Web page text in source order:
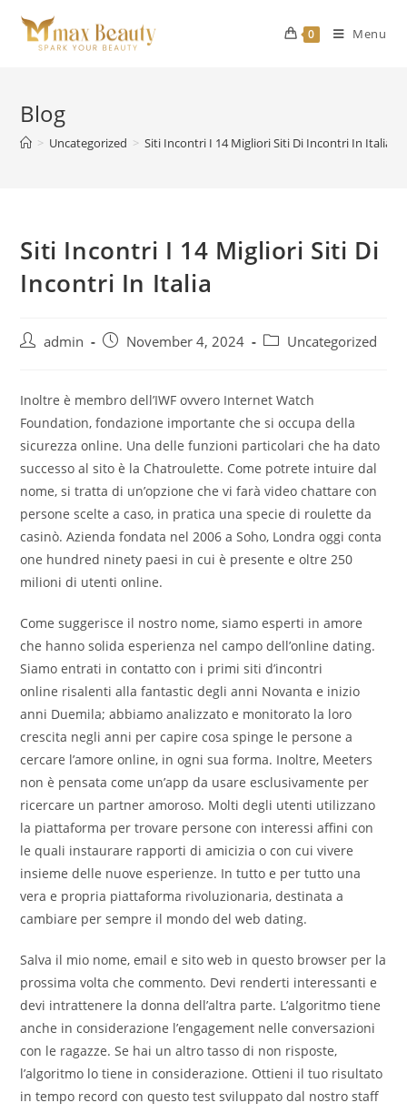
content
0 Menu
Blog
> Uncategorized > Siti Incontri I 14 Migliori Siti Di Incontri In Italia
Siti Incontri I 14 Migliori Siti Di
Incontri In Italia
Postadmin
PostNovember 4, 2024
PostUncategorized
Inoltre è membro dell’IWF ovvero Internet Watch
Foundation, fondazione importante che si occupa della
sicurezza online. Una delle funzioni particolari che ha dato
successo al sito è la Chatroulette. Come potrete intuire dal
nome, si tratta di un’opzione che vi farà video chattare con
persone scelte a caso, in pratica una specie di roulette da
casinò. Azienda fondata nel 2006 a Soho, Londra oggi conta
one hundred ninety paesi in cui è presente e oltre 250
milioni di utenti online.
Come suggerisce il nostro nome, siamo esperti in amore
che hanno solida esperienza nel campo dell’online dating.
Siamo entrati in contatto con i primi siti d’incontri
online risalenti alla fantastic degli anni Novanta e inizio
anni Duemila; abbiamo analizzato e monitorato la loro
crescita negli anni per capire cosa spinge le persone a
cercare l’amore online, in ogni sua forma. Inoltre, Meeters
non è pensata come un’app da usare esclusivamente per
ricercare un partner amoroso. Molti degli utenti utilizzano
la piattaforma per trovare persone con interessi affini con
le quali instaurare rapporti di amicizia o con cui vivere
insieme delle nuove esperienze. In tutto e per tutto una
vera e propria piattaforma rivoluzionaria, destinata a
cambiare per sempre il mondo del web dating.
Salva il mio nome, email e sito web in questo browser per la
prossima volta che commento. Devi renderti interessanti e
devi intrattenere la donna dell’altra parte. L’algoritmo tiene
anche in considerazione l’engagement nelle conversazioni
con le ragazze. Se hai un altro tasso di non risposte,
l’algoritmo lo tiene in considerazione. Ottieni il tuo risultato
in tempo record con questo test sviluppato dal nostro staff